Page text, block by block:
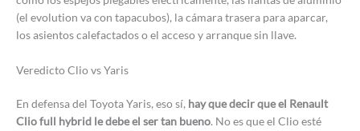
(el evolution va con tapacubos), la cámara trasera para aparcar,
los asientos calefactados o el acceso y arranque sin llave.
Veredicto Clio vs Yaris
En defensa del Toyota Yaris, eso sí, hay que decir que el Renault
Clio full hybrid le debe el ser tan bueno. No es que el Clio esté